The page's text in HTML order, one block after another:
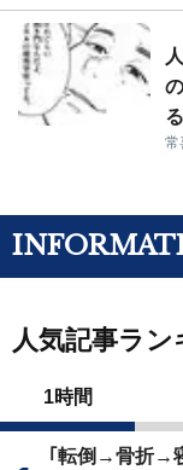
常
人気記事ラ
1時間
｢転倒→骨折→